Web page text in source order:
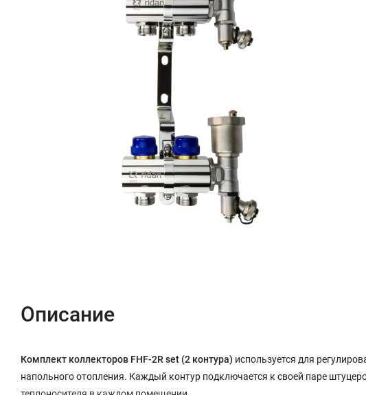
Описание
Комплект коллекторов FHF-2R set (2 контура) используется для
напольного отопления. Каждый контур подключается к своей паре